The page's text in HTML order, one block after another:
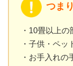
つま
・10畳以上
・子供・ペ
・お手入れの